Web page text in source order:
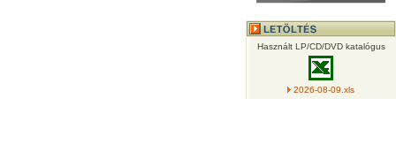
Használt LP/CD/DVD katalógus
2026-08-09.xls